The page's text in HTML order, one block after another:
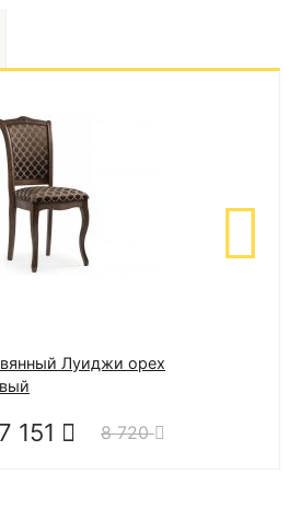
Луиджи орех
7 151 8 720